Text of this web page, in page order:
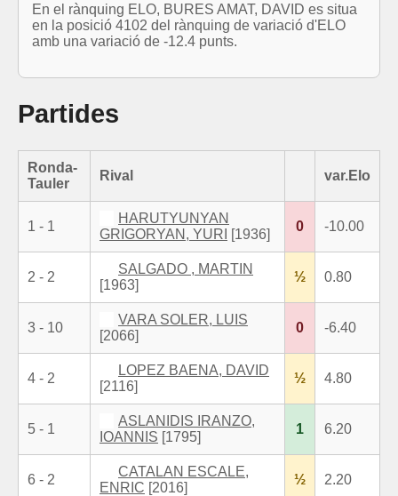
En el rànquing ELO, BURES AMAT, DAVID es situa
en la posició 4102 del rànquing de variació d'ELO
amb una variació de -12.4 punts.
Partides
Ronda-
Tauler
Rival var.Elo
1 - 1
HARUTYUNYAN
GRIGORYAN, YURI
[1936]
0 -10.00
2 - 2
SALGADO , MARTIN
[1963]
½ 0.80
3 - 10
VARA SOLER, LUIS
[2066]
0 -6.40
4 - 2
LOPEZ BAENA, DAVID
[2116]
½ 4.80
5 - 1
ASLANIDIS IRANZO,
IOANNIS [1795]
1 6.20
6 - 2
CATALAN ESCALE,
ENRIC [2016]
½ 2.20